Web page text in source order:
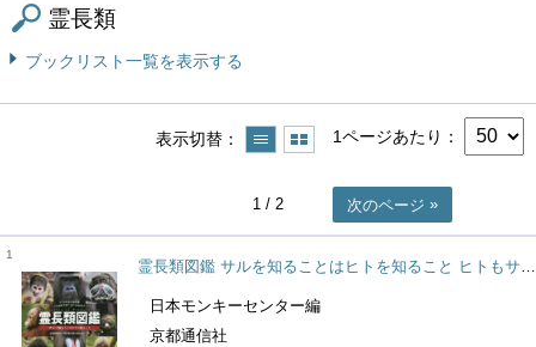
霊長類
ブックリスト一覧を表示する
表示切替 1ページあたり
1 / 2 次のページ
1
霊長類図鑑 サルを知ることはヒトを知ること ヒトもサルのなかま どこが似てる?なにがちがう?
日本モンキーセンター編
京都通信社